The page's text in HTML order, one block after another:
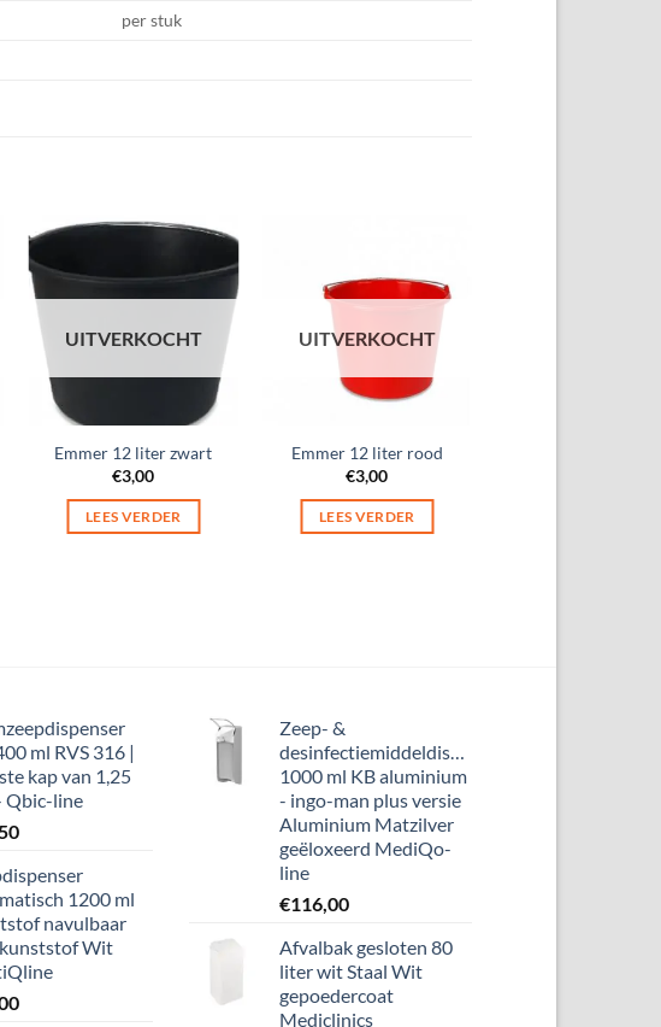
per stuk
UITVERKOCHT
Emmer 12 liter zwart
€3,00
LEES VERDER
UITVERKOCHT
Emmer 12 liter rood
€3,00
LEES VERDER
ml RVS 316 |
kap van 1,25
Qbic-line
1200 ml
navulbaar
kunststof Wit
Zeep- &
desinfectiemiddeldispenser
1000 ml KB aluminium
- ingo-man plus versie
Aluminium Matzilver
geëloxeerd MediQo-
line
€116,00
Afvalbak gesloten 80
liter wit Staal Wit
gepoedercoat
Mediclinics